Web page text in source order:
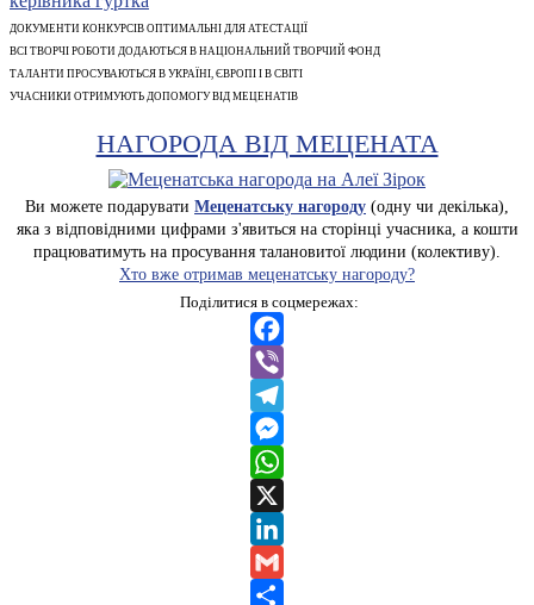
ДОКУМЕНТИ КОНКУРСІВ ОПТИМАЛЬНІ ДЛЯ АТЕСТАЦІЇ
ВСІ ТВОРЧІ РОБОТИ ДОДАЮТЬСЯ В НАЦІОНАЛЬНИЙ ТВОРЧИЙ ФОНД
ТАЛАНТИ ПРОСУВАЮТЬСЯ В УКРАЇНІ, ЄВРОПІ І В СВІТІ
УЧАСНИКИ ОТРИМУЮТЬ ДОПОМОГУ ВІД МЕЦЕНАТІВ
НАГОРОДА ВІД МЕЦЕНАТА
Ви можете подарувати Меценатську нагороду (одну чи декілька),
яка з відповідними цифрами з'явиться на сторінці учасника, а кошти
працюватимуть на просування талановитої людини (колективу).
Хто вже отримав меценатську нагороду?
Поділитися в соцмережах:
Facebook
Viber
Telegram
Messenger
WhatsApp
X
LinkedIn
Gmail